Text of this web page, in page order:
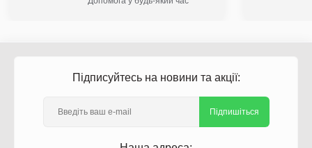
Підписуйтесь на новини та акції:
Підпишіться